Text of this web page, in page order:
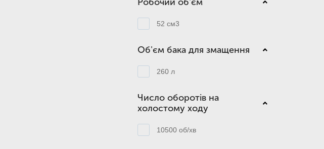
52 см3
Об'єм бака для змащення
260 л
Число оборотів на
холостому ходу
10500 об/хв